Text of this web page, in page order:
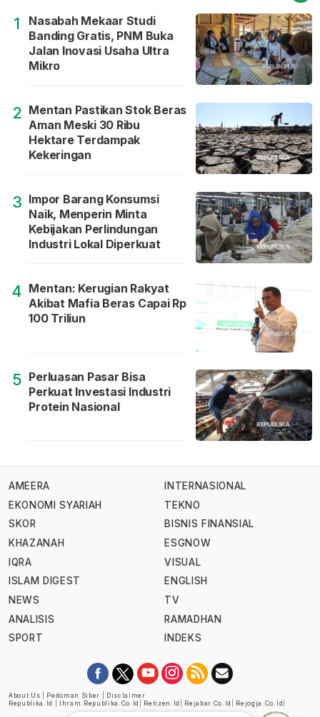
1
Nasabah Mekaar Studi
Banding Gratis, PNM Buka
Jalan Inovasi Usaha Ultra
Mikro
2 Mentan Pastikan Stok Beras
Aman Meski 30 Ribu
Hektare Terdampak
Kekeringan
3 Impor Barang Konsumsi
Naik, Menperin Minta
Kebijakan Perlindungan
Industri Lokal Diperkuat
4 Mentan: Kerugian Rakyat
Akibat Mafia Beras Capai Rp
100 Triliun
5 Perluasan Pasar Bisa
Perkuat Investasi Industri
Protein Nasional
AMEERA
EKONOMI SYARIAH
SKOR
KHAZANAH
IQRA
ISLAM DIGEST
NEWS
ANALISIS
SPORT
INTERNASIONAL
TEKNO
BISNIS FINANSIAL
ESGNOW
VISUAL
ENGLISH
TV
RAMADHAN
INDEKS
About Us Pedoman Siber
Disclaimer
Republika.id
Ihram.republika.co.id Retizen.id Rejabar.co.id Rejogja.co.id